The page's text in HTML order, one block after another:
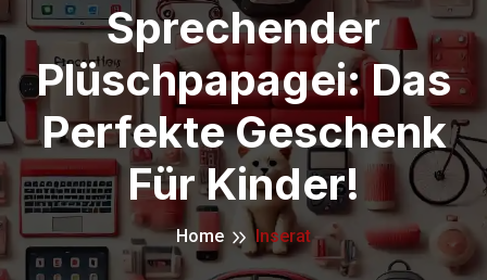
Sprechender
Plüschpapagei: Das
Perfekte Geschenk
Für Kinder!
Home Inserat